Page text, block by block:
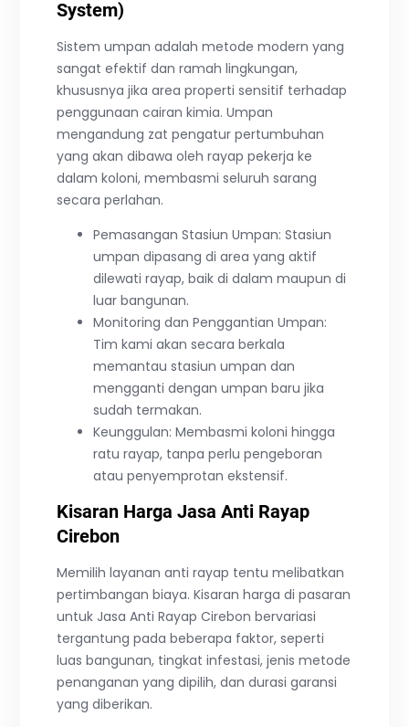
System)
Sistem umpan adalah metode modern yang
sangat efektif dan ramah lingkungan,
khususnya jika area properti sensitif terhadap
penggunaan cairan kimia. Umpan
mengandung zat pengatur pertumbuhan
yang akan dibawa oleh rayap pekerja ke
dalam koloni, membasmi seluruh sarang
secara perlahan.
Pemasangan Stasiun Umpan: Stasiun
umpan dipasang di area yang aktif
dilewati rayap, baik di dalam maupun di
luar bangunan.
Monitoring dan Penggantian Umpan:
Tim kami akan secara berkala
memantau stasiun umpan dan
mengganti dengan umpan baru jika
sudah termakan.
Keunggulan: Membasmi koloni hingga
ratu rayap, tanpa perlu pengeboran
atau penyemprotan ekstensif.
Kisaran Harga Jasa Anti Rayap
Cirebon
Memilih layanan anti rayap tentu melibatkan
pertimbangan biaya. Kisaran harga di pasaran
untuk Jasa Anti Rayap Cirebon bervariasi
tergantung pada beberapa faktor, seperti
luas bangunan, tingkat infestasi, jenis metode
penanganan yang dipilih, dan durasi garansi
yang diberikan.